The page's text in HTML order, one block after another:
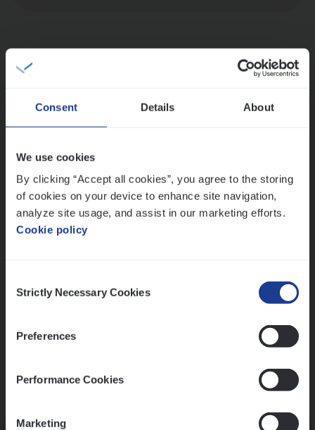
Consent Details About
We use cookies
By clicking “Accept all cookies”, you agree to the storing
of cookies on your device to enhance site navigation,
analyze site usage, and assist in our marketing efforts.
Cookie policy
Selection
Strictly Necessary Cookies
Preferences
Performance Cookies
Marketing
Lees onze verhalen
humor
Thalia zoekt graag oplossingen, in games én op het
werk
Ons sollicitatieproces